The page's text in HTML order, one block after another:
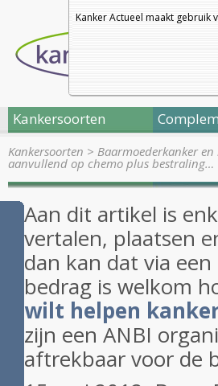
Kanker Actueel maakt
Kankersoorten
Kankersoorten > Baarmoederkanker
aanvullend op chemo plus bestraling…
Aan dit artikel is
vertalen, plaatsen
dan kan dat via
bedrag is welkom
wilt helpen
zijn een ANBI
aftrekbaar voor de